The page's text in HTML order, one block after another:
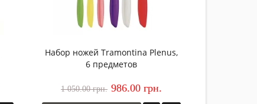
Набор ножей Tramontina Plenus,
6 предметов
1 050.00 грн. 986.00 грн.